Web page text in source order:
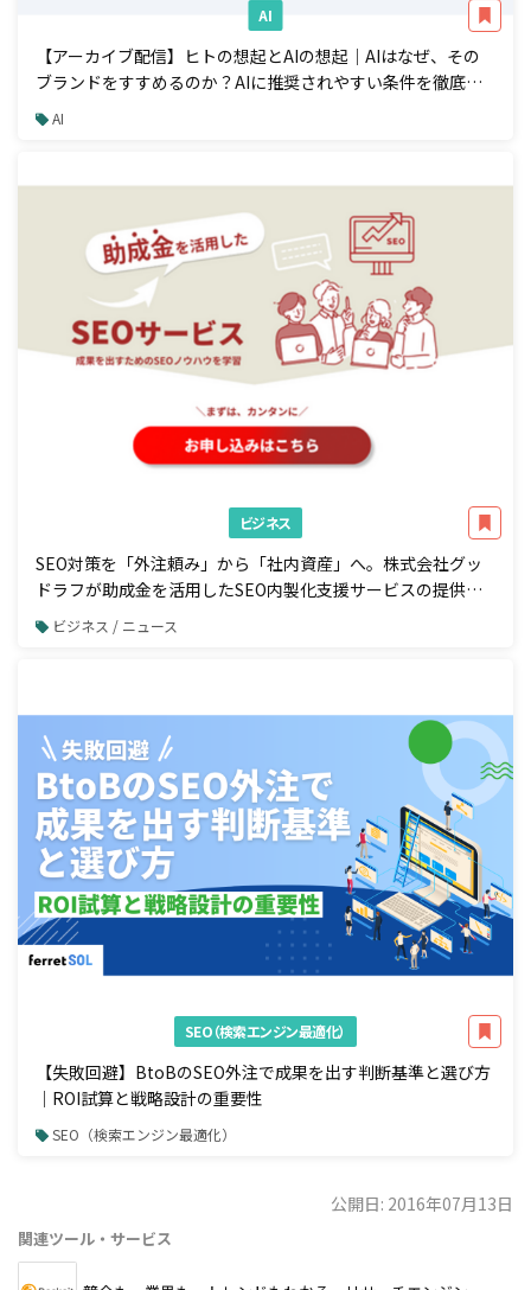
AI
【アーカイブ配信】ヒトの想起とAIの想起｜AIはなぜ、その
ブランドをすすめるのか？AIに推奨されやすい条件を徹底解
説 AI
ビジネス
SEO対策を「外注頼み」から「社内資産」へ。株式会社グッ
ドラフが助成金を活用したSEO内製化支援サービスの提供を
開始ビジネス / ニュース
SEO（検索エンジン最適化）
【失敗回避】BtoBのSEO外注で成果を出す判断基準と選び方
｜ROI試算と戦略設計の重要性
SEO（検索エンジン最適化）
公開日: 2016年07月13日
関連ツール・サービス